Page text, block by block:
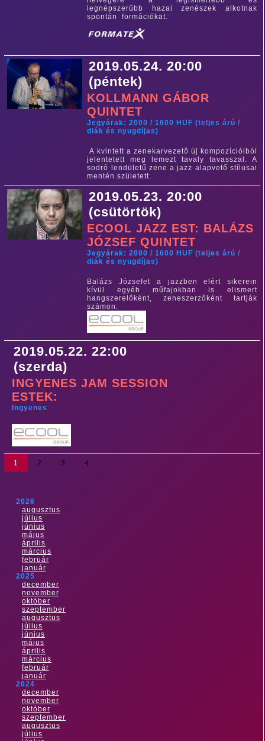
legnépszerűbb hazai zenészek alkotnak
spontán formációkat.
2019.05.24. 20:00
(péntek)
KOLLMANN GÁBOR
QUINTET
Jegyárak: 2000 / 1600 HUF (teljes árú /
diák és nyugdíjas)
A kvintett a zenekarvezető új kompozícióiból
jelentetett meg lemezt tavaly tavasszal. A
sodró lendületű zene a jazz alapvető stílusai
mentén született.
2019.05.23. 20:00
(csütörtök)
ECOOL JAZZ EST: BALÁZS
JÓZSEF QUINTET
Jegyárak: 2000 / 1600 HUF (teljes árú /
diák és nyugdíjas)
Balázs Józsefet a jazzben elért sikerein
kívül egyéb műfajokban is elismert
hangszerelőként, zeneszerzőként tartják
számon.
2019.05.22. 22:00
(szerda)
INGYENES JAM SESSION
ESTEK:
Ingyenes
1 2 3 4
2026
augusztus
július
június
május
április
március
február
január
2025
december
november
október
szeptember
augusztus
július
június
május
április
március
február
január
2024
december
november
október
szeptember
augusztus
július